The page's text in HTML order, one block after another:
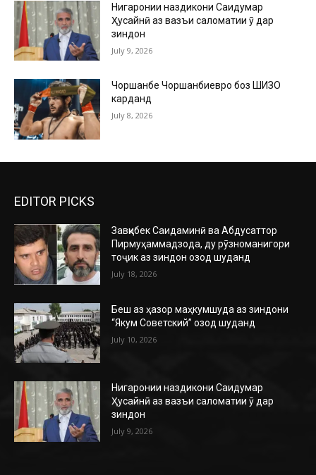
Нигаронии наздикони Саидумар
Ҳусайнӣ аз вазъи саломатии ӯ дар
зиндон
July 9, 2026
Чоршанбе Чоршанбиевро боз ШИЗО
карданд
July 8, 2026
EDITOR PICKS
Завқибек Саидаминӣ ва Абдусаттор
Пирмуҳаммадзода, ду рӯзноманигори
тоҷик аз зиндон озод шуданд
July 18, 2026
Беш аз ҳазор маҳкумшуда аз зиндони
“Якум Советский” озод шуданд
July 10, 2026
Нигаронии наздикони Саидумар
Ҳусайнӣ аз вазъи саломатии ӯ дар
зиндон
July 9, 2026